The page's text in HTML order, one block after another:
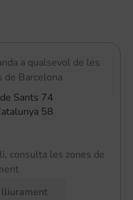
a qualsevol de les
de Barcelona
Sants 74
58
consulta les zones de
lliurament